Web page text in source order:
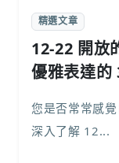
精選文章
12-22 開放
優雅表達的
您是否常常感
深入了解 12...